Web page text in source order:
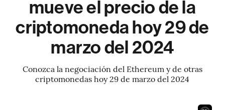
mueve el precio de la
criptomoneda hoy 29 de
marzo del 2024
Conozca la negociación del Ethereum y de otras
criptomonedas hoy 29 de marzo del 2024